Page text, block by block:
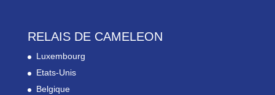
RELAIS DE CAMELEON
Luxembourg
Etats-Unis
Belgique